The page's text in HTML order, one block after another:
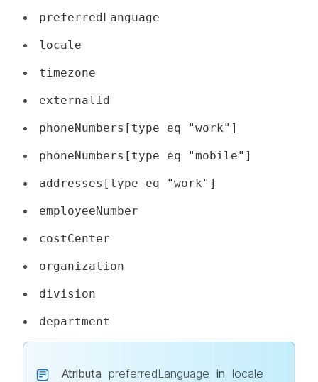
preferredLanguage
locale
timezone
externalId
phoneNumbers[type eq "work"]
phoneNumbers[type eq "mobile"]
addresses[type eq "work"]
employeeNumber
costCenter
organization
division
department
Atributa preferredLanguage in locale